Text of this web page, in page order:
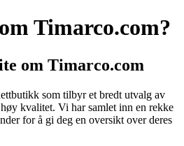
Timarco.com?
om Timarco.com
som tilbyr et bredt utvalg av
kvalitet. Vi har samlet inn en rekke
for å gi deg en oversikt over deres